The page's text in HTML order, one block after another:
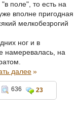
поле", то есть на
вполне пригодная
мелкобезрогий
ног и в
намеревалась, на
далее»
636 23